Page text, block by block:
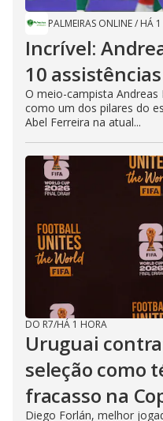
PALMEIRAS ONLINE/ HÁ
Incrível:
10
O meio-campista
como um dos pilares do
Abel Ferreira na atual...
DO R7/HÁ 1 HORA
Uruguai
seleção como
fracasso na
Diego Forlán, melhor